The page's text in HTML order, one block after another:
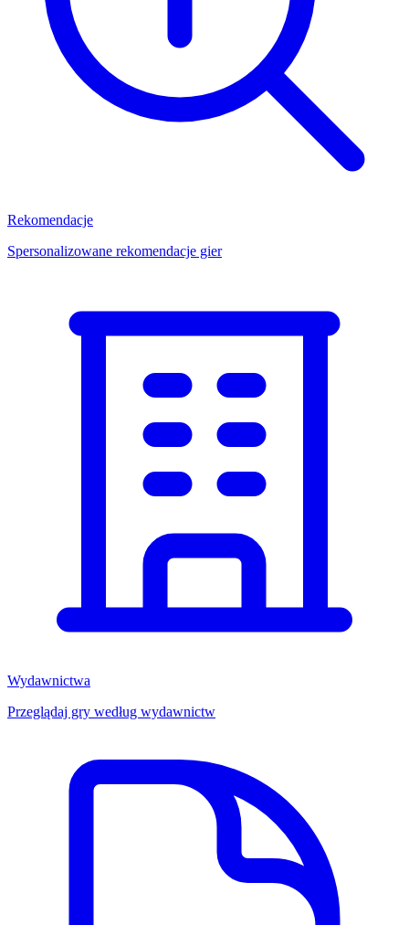
Rekomendacje
Spersonalizowane rekomendacje gier
Wydawnictwa
Przeglądaj gry według wydawnictw